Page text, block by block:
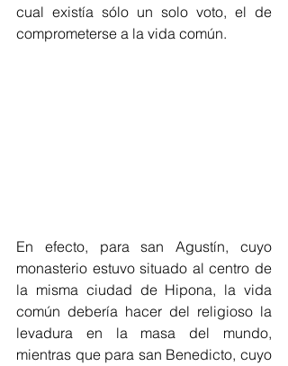
cual existía sólo un solo voto, el de
comprometerse a la vida común.
En efecto, para san Agustín, cuyo
monasterio estuvo situado al centro de
la misma ciudad de Hipona, la vida
común debería hacer del religioso la
levadura en la masa del mundo,
mientras que para san Benedicto, cuyo